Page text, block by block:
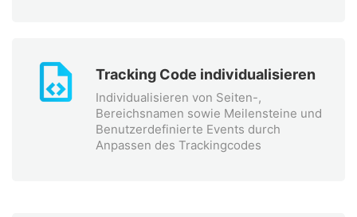
Tracking Code individualisieren
Individualisieren von Seiten-,
Bereichsnamen sowie Meilensteine und
Benutzerdefinierte Events durch
Anpassen des Trackingcodes